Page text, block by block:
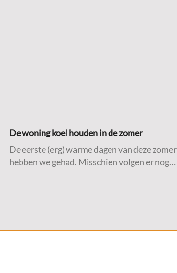
De woning koel houden in de zomer
De eerste (erg) warme dagen van deze zomer
hebben we gehad. Misschien volgen er nog